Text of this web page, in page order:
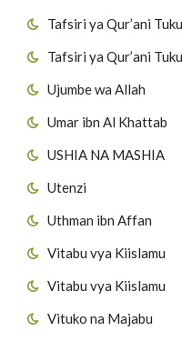
Tafsiri ya Qur’ani
Tafsiri ya Qur’ani
Ujumbe wa Allah
Umar ibn Al Khattab
USHIA NA MASHIA
Utenzi
Uthman ibn Affan
Vitabu vya Kiislamu
Vitabu vya Kiislamu
Vituko na Majabu